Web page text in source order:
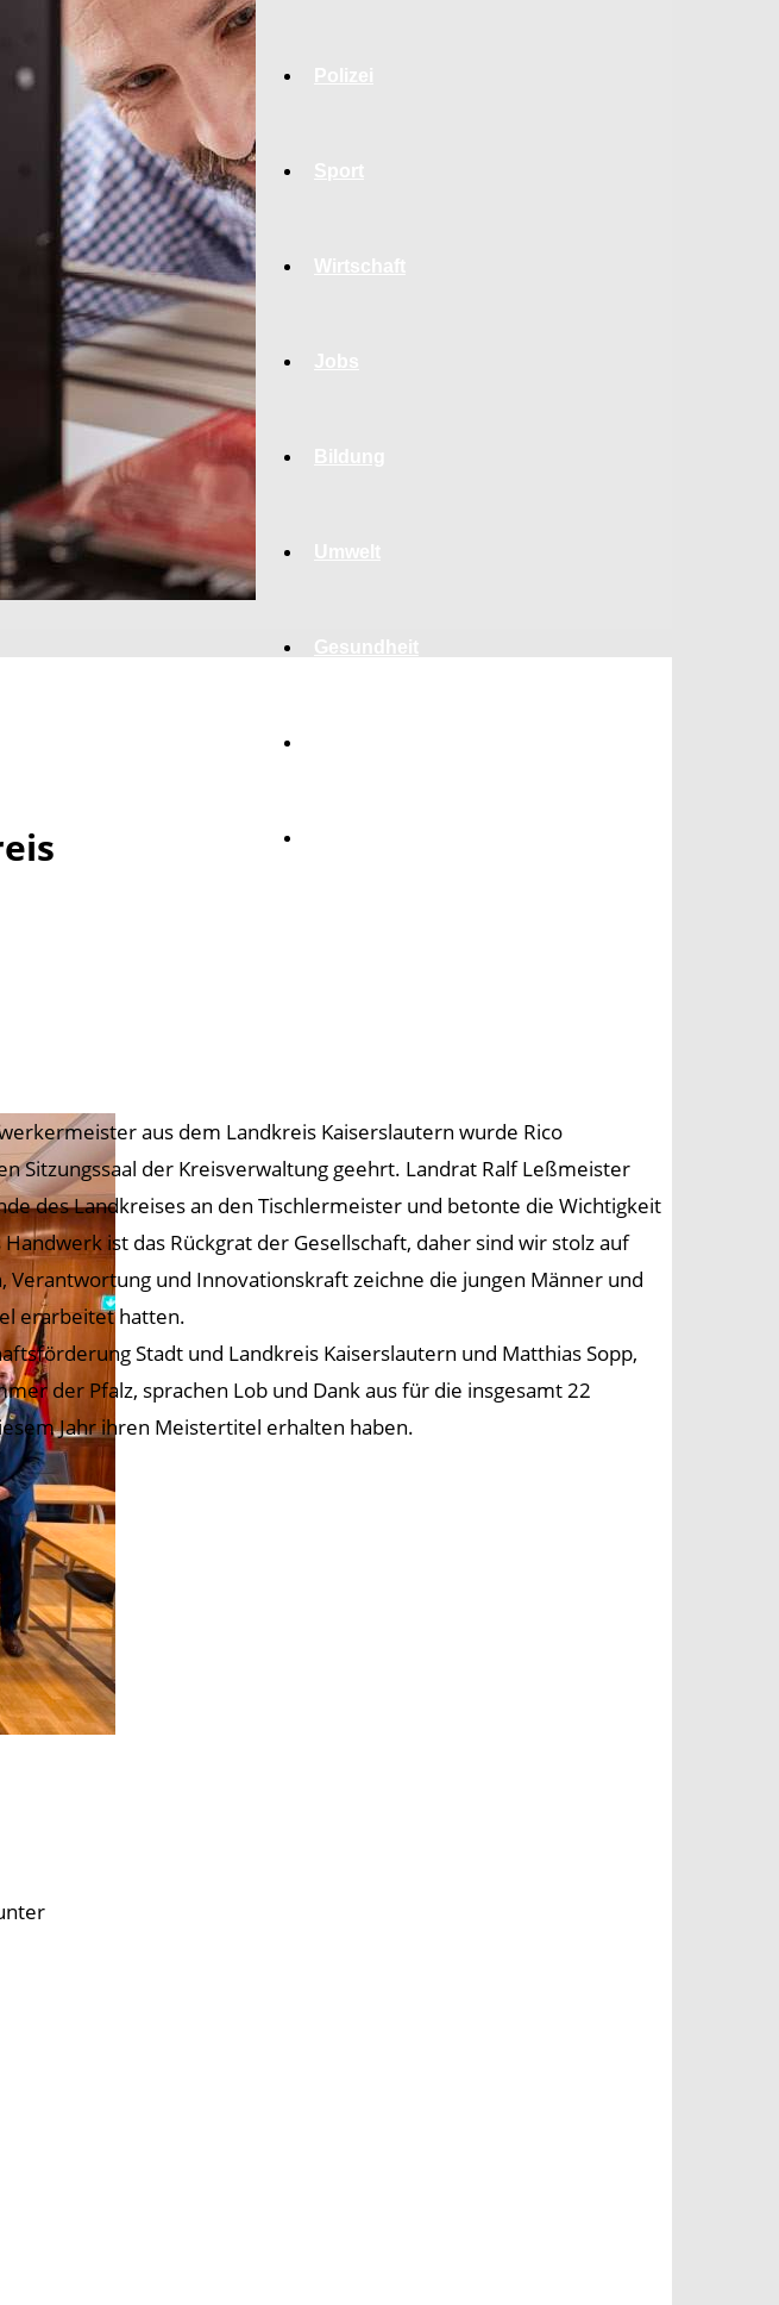
Gesundheit
aus dem Landkreis Kaiserslautern wurde Rico
Sitzungssaal der Kreisverwaltung geehrt. Landrat Ralf Leßmeister
des Landkreises an den Tischlermeister und betonte die Wichtigkeit
ist das Rückgrat der Gesellschaft, daher sind wir stolz auf
Verantwortung und Innovationskraft zeichne die jungen Männer und
erarbeitet hatten.
Stadt und Landkreis Kaiserslautern und Matthias Sopp,
der Pfalz, sprachen Lob und Dank aus für die insgesamt 22
Jahr ihren Meistertitel erhalten haben.